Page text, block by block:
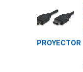
PROYECTOR